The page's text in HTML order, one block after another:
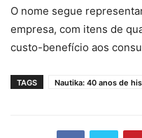
O nome segue
empresa, com itens de
custo-benefício aos
TAGS Nautika: 40 anos de